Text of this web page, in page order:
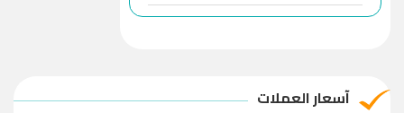
آسعار العملات